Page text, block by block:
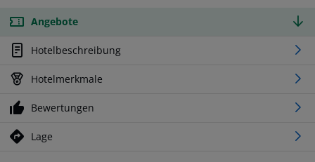
Angebote
Hotelbeschreibung
Hotelmerkmale
Bewertungen
Lage